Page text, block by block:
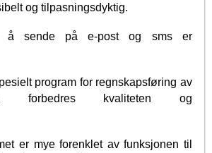
og tilpasningsdyktig.
å sende på e-post og sms er
program for regnskapsføring av
forbedres kvaliteten og
er mye forenklet av funksjonen til